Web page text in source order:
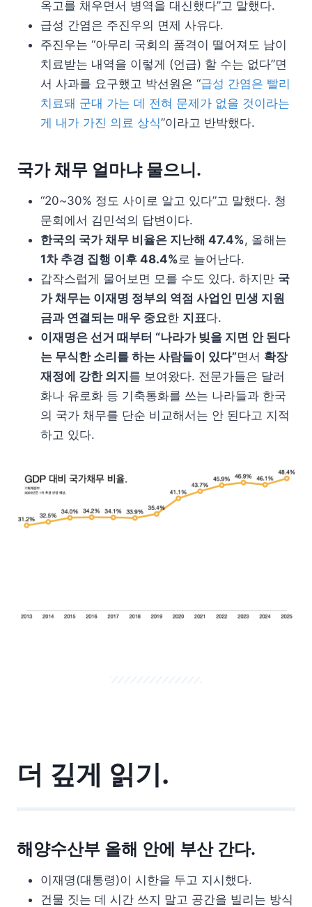
옥고를 채우면서 병역을 대신했다”고 말했다.
급성 간염은 주진우의 면제 사유다.
주진우는 “아무리 국회의 품격이 떨어져도 남이
치료받는 내역을 이렇게 (언급) 할 수는 없다”면
서 사과를 요구했고 박선원은 “급성 간염은 빨리
치료돼 군대 가는 데 전혀 문제가 없을 것이라는
게 내가 가진 의료 상식”이라고 반박했다.
국가 채무 얼마냐 물으니.
“20~30% 정도 사이로 알고 있다”고 말했다. 청
문회에서 김민석의 답변이다.
한국의 국가 채무 비율은 지난해 47.4%, 올해는
1차 추경 집행 이후 48.4% 로 늘어난다.
갑작스럽게 물어보면 모를 수도 있다. 하지만 국
가 채무는 이재명 정부의 역점 사업인 민생 지원
금과 연결되는 매우 중요한 지표다.
이재명은 선거 때부터 “나라가 빚을 지면 안 된다
는 무식한 소리를 하는 사람들이 있다”면서 확장
재정에 강한 의지를 보여왔다. 전문가들은 달러
화나 유로화 등 기축통화를 쓰는 나라들과 한국
의 국가 채무를 단순 비교해서는 안 된다고 지적
하고 있다.
더 깊게 읽기.
해양수산부 올해 안에 부산 간다.
이재명(대통령)이 시한을 두고 지시했다.
건물 짓는 데 시간 쓰지 말고 공간을 빌리는 방식